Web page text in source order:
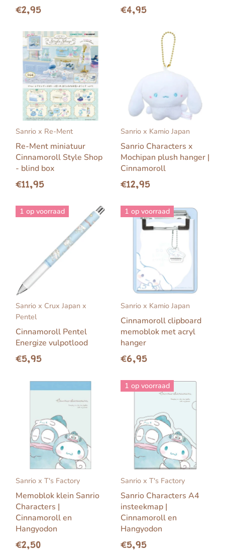
€2,95 €4,95
Sanrio x Re-Ment
Re-Ment miniatuur
Cinnamoroll Style Shop
- blind box
€11,95
Sanrio x Kamio Japan
Sanrio Characters x
Mochipan plush hanger |
Cinnamoroll
€12,95
1 op voorraad
Sanrio x Crux Japan x
Pentel
Cinnamoroll Pentel
Energize vulpotlood
€5,95
1 op voorraad
Sanrio x Kamio Japan
Cinnamoroll clipboard
memoblok met acryl
hanger
€6,95
Sanrio x T's Factory
Memoblok klein Sanrio
Characters |
Cinnamoroll en
Hangyodon
€2,50
1 op voorraad
Sanrio x T's Factory
Sanrio Characters A4
insteekmap |
Cinnamoroll en
Hangyodon
€5,95